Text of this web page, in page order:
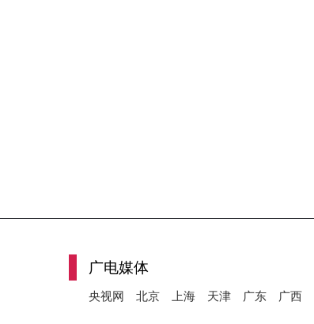
广电媒体
央视网 北京 上海 天津 广东 广西